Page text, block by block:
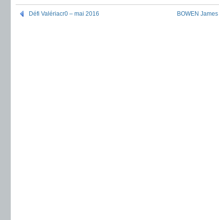
Défi Valériacr0 – mai 2016 BOWEN